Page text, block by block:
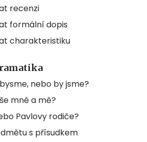
recenzi
formální dopis
charakteristiku
nebo by jsme?
mně a mě?
Pavlovy rodiče?
s přísudkem